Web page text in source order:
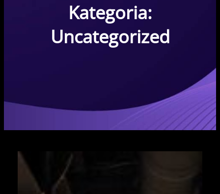
Kategoria:
Uncategorized